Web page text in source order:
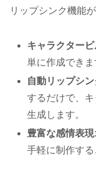
リップシンク機能
キャラクター
単に作成できま
自動リップシ
するだけで、
生成します。
豊富な感情表現
手軽に制作する